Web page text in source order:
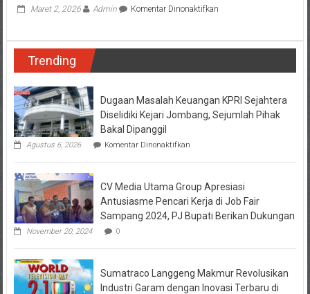
Maret 2, 2026 Admin Komentar Dinonaktifkanpada
Diminta
Pakai
Trending
Dugaan Masalah Keuangan KPRI Sejahtera
Diselidiki Kejari Jombang, Sejumlah Pihak
Bakal Dipanggil
Agustus 6, 2026 Komentar Dinonaktifkanpada
Masalah
KPRI
Sejahtera
Diselidiki
Kejari
Pihak
Dipanggil
CV Media Utama Group Apresiasi
Antusiasme Pencari Kerja di Job Fair
Sampang 2024, PJ Bupati Berikan Dukungan
November 20, 2024 0
Sumatraco Langgeng Makmur Revolusikan
Industri Garam dengan Inovasi Terbaru di